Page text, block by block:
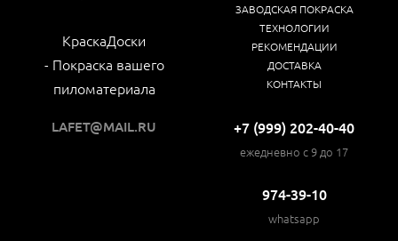
КраскаДоски
- Покраска вашего
пиломатериала
ЗАВОДСКАЯ ПОКРАСКА
ТЕХНОЛОГИИ
РЕКОМЕНДАЦИИ
ДОСТАВКА
КОНТАКТЫ
LAFET@MAIL.RU +7 (999) 202-40-40
ежедневно с 9 до 17
974-39-10
whatsapp